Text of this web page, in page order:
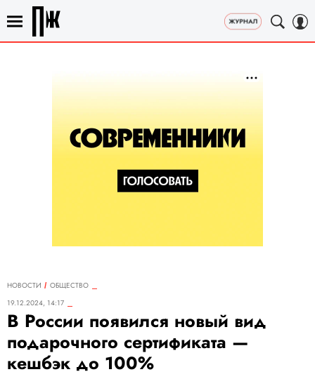
НОВОСТИ
ОБЩЕСТВО
19.12.2024, 14:17
В России появился новый вид
подарочного сертификата —
кешбэк до 100%